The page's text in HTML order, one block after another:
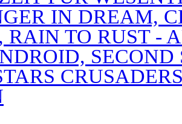
IN DREAM,
RAIN TO RUST -